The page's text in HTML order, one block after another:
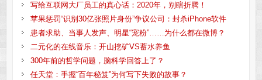
写给互联网大厂员工的真心话：2020年，别瞎折腾！
苹果惩罚“识别30亿张照片身份”争议公司：封杀iPhone软件
患者求助、当事人发声、明星“宠粉”……为什么都在微博？
二元化的在线音乐：开山挖矿VS蓄水养鱼
300年前的哲学问题，脑科学回答上了？
任天堂：手握“百年秘笈”为何写下失败的故事？